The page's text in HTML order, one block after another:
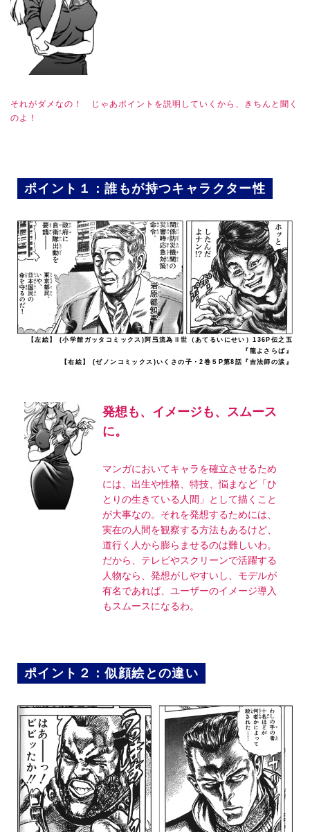
それがダメなの！ じゃあポイントを説明していくから、きちんと聞く
のよ！
ポイント１：誰もが持つキャラクター性
【左絵】 (小学館ガッタコミックス)阿弖流為Ⅱ世（あてるいにせい）136P伝之五
『龍よさらば』
【右絵】 (ゼノンコミックス)いくさの子・2巻５P第8話『吉法師の涙』
発想も、イメージも、スムース
に。
マンガにおいてキャラを確立させるため
には、出生や性格、特技、悩まなど「ひ
とりの生きている人間」として描くこと
が大事なの。それを発想するためには、
実在の人間を観察する方法もあるけど、
道行く人から膨らませるのは難しいわ。
だから、テレビやスクリーンで活躍する
人物なら、発想がしやすいし、モデルが
有名であれば、ユーザーのイメージ導入
もスムースになるわ。
ポイント２：似顔絵との違い